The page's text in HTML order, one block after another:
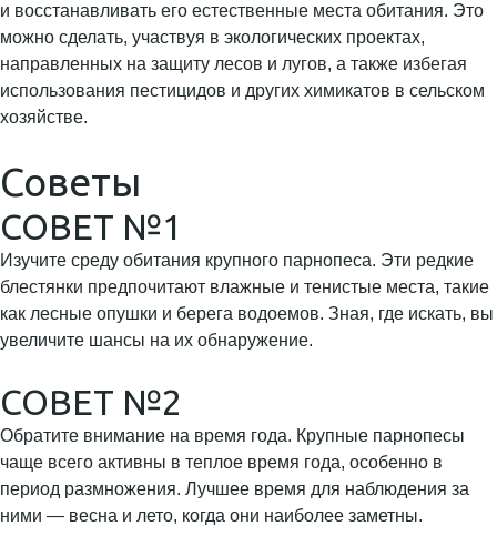
и восстанавливать его естественные места обитания. Это
можно сделать, участвуя в экологических проектах,
направленных на защиту лесов и лугов, а также избегая
использования пестицидов и других химикатов в сельском
хозяйстве.
Советы
СОВЕТ №1
Изучите среду обитания крупного парнопеса. Эти редкие
блестянки предпочитают влажные и тенистые места, такие
как лесные опушки и берега водоемов. Зная, где искать, вы
увеличите шансы на их обнаружение.
СОВЕТ №2
Обратите внимание на время года. Крупные парнопесы
чаще всего активны в теплое время года, особенно в
период размножения. Лучшее время для наблюдения за
ними — весна и лето, когда они наиболее заметны.